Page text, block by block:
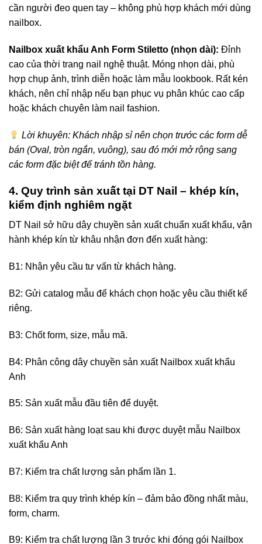
cần người đeo quen tay – không phù hợp khách mới dùng
nailbox.
Nailbox xuất khẩu Anh Form Stiletto (nhọn dài): Đỉnh
cao của thời trang nail nghệ thuật. Móng nhọn dài, phù
hợp chụp ảnh, trình diễn hoặc làm mẫu lookbook. Rất kén
khách, nên chỉ nhập nếu bạn phục vụ phân khúc cao cấp
hoặc khách chuyên làm nail fashion.
Lời khuyên: Khách nhập sỉ nên chọn trước các form dễ
bán (Oval, tròn ngắn, vuông), sau đó mới mở rộng sang
các form đặc biệt để tránh tồn hàng.
4. Quy trình sản xuất tại DT Nail – khép kín,
kiểm định nghiêm ngặt
DT Nail sở hữu dây chuyền sản xuất chuẩn xuất khẩu, vận
hành khép kín từ khâu nhận đơn đến xuất hàng:
B1: Nhận yêu cầu tư vấn từ khách hàng.
B2: Gửi catalog mẫu để khách chọn hoặc yêu cầu thiết kế
riêng.
B3: Chốt form, size, mẫu mã.
B4: Phân công dây chuyền sản xuất Nailbox xuất khẩu
Anh
B5: Sản xuất mẫu đầu tiên để duyệt.
B6: Sản xuất hàng loạt sau khi được duyệt mẫu Nailbox
xuất khẩu Anh
B7: Kiểm tra chất lượng sản phẩm lần 1.
B8: Kiểm tra quy trình khép kín – đảm bảo đồng nhất màu,
form, charm.
B9: Kiểm tra chất lượng lần 3 trước khi đóng gói Nailbox